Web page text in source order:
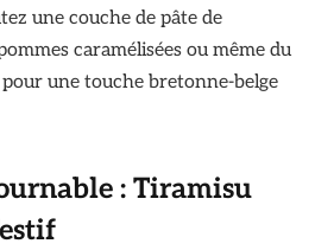
une couche de pâte de
caramélisées ou même du
une touche bretonne-belge
: Tiramisu